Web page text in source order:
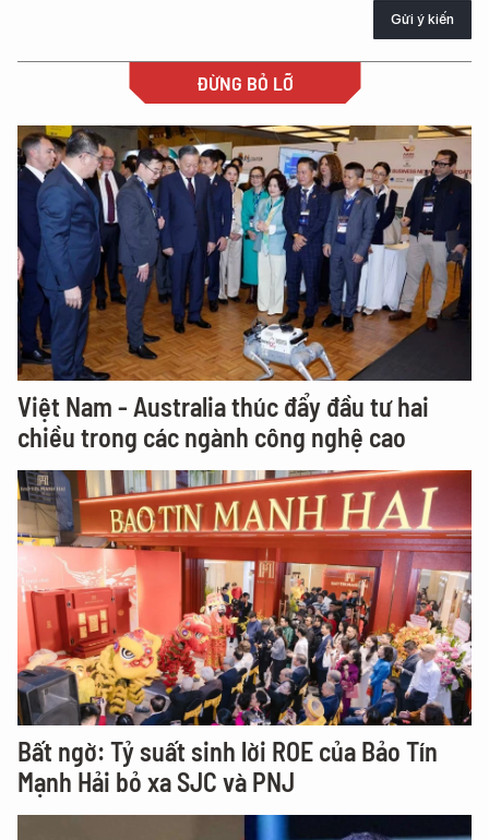
Gửi ý kiến
ĐỪNG BỎ LỠ
Việt Nam - Australia thúc đẩy đầu tư hai
chiều trong các ngành công nghệ cao
Bất ngờ: Tỷ suất sinh lời ROE của Bảo Tín
Mạnh Hải bỏ xa SJC và PNJ